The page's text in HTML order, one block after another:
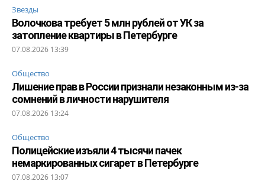
Звезды
Волочкова требует 5 млн рублей от УК за
затопление квартиры в Петербурге
07.08.2026 13:39
Общество
Лишение прав в России признали незаконным из-за
сомнений в личности нарушителя
07.08.2026 13:24
Общество
Полицейские изъяли 4 тысячи пачек
немаркированных сигарет в Петербурге
07.08.2026 13:07